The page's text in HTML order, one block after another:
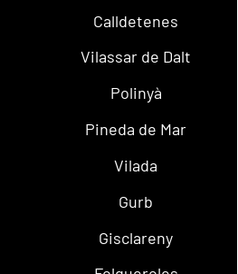
Calldetenes
Vilassar de Dalt
Polinyà
Pineda de Mar
Vilada
Gurb
Gisclareny